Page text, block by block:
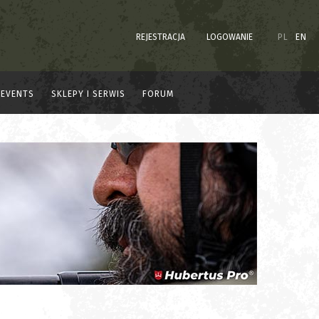
REJESTRACJA LOGOWANIE PL EN
EVENTS SKLEPY I SERWIS FORUM